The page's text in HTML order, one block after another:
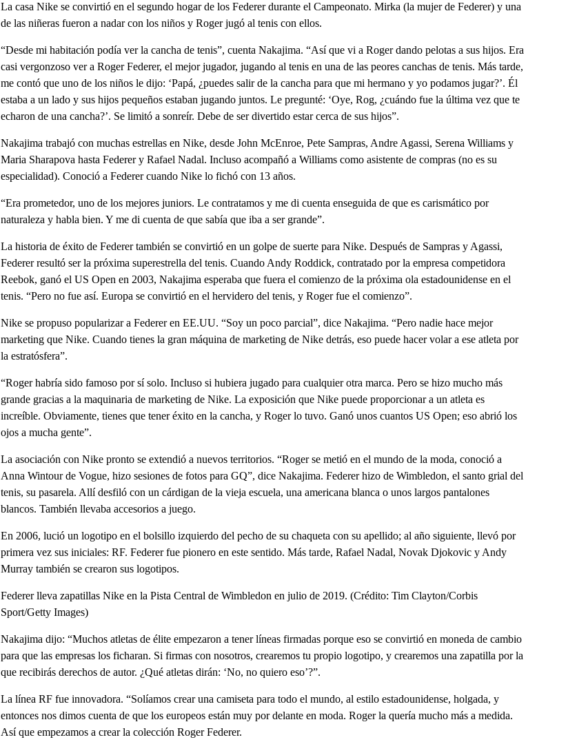
La casa Nike se convirtió en el segundo hogar de los Federer durante el Campeonato. Mirka (la mujer de Federer) y una
de las niñeras fueron a nadar con los niños y Roger jugó al tenis con ellos.
“Desde mi habitación podía ver la cancha de tenis”, cuenta Nakajima. “Así que vi a Roger dando pelotas a sus hijos. Era
casi vergonzoso ver a Roger Federer, el mejor jugador, jugando al tenis en una de las peores canchas de tenis. Más tarde,
me contó que uno de los niños le dijo: ‘Papá, ¿puedes salir de la cancha para que mi hermano y yo podamos jugar?’. Él
estaba a un lado y sus hijos pequeños estaban jugando juntos. Le pregunté: ‘Oye, Rog, ¿cuándo fue la última vez que te
echaron de una cancha?’. Se limitó a sonreír. Debe de ser divertido estar cerca de sus hijos”.
Nakajima trabajó con muchas estrellas en Nike, desde John McEnroe, Pete Sampras, Andre Agassi, Serena Williams y
Maria Sharapova hasta Federer y Rafael Nadal. Incluso acompañó a Williams como asistente de compras (no es su
especialidad). Conoció a Federer cuando Nike lo fichó con 13 años.
“Era prometedor, uno de los mejores juniors. Le contratamos y me di cuenta enseguida de que es carismático por
naturaleza y habla bien. Y me di cuenta de que sabía que iba a ser grande”.
La historia de éxito de Federer también se convirtió en un golpe de suerte para Nike. Después de Sampras y Agassi,
Federer resultó ser la próxima superestrella del tenis. Cuando Andy Roddick, contratado por la empresa competidora
Reebok, ganó el US Open en 2003, Nakajima esperaba que fuera el comienzo de la próxima ola estadounidense en el
tenis. “Pero no fue así. Europa se convirtió en el hervidero del tenis, y Roger fue el comienzo”.
Nike se propuso popularizar a Federer en EE.UU. “Soy un poco parcial”, dice Nakajima. “Pero nadie hace mejor
marketing que Nike. Cuando tienes la gran máquina de marketing de Nike detrás, eso puede hacer volar a ese atleta por
la estratósfera”.
“Roger habría sido famoso por sí solo. Incluso si hubiera jugado para cualquier otra marca. Pero se hizo mucho más
grande gracias a la maquinaria de marketing de Nike. La exposición que Nike puede proporcionar a un atleta es
increíble. Obviamente, tienes que tener éxito en la cancha, y Roger lo tuvo. Ganó unos cuantos US Open; eso abrió los
ojos a mucha gente”.
La asociación con Nike pronto se extendió a nuevos territorios. “Roger se metió en el mundo de la moda, conoció a
Anna Wintour de Vogue, hizo sesiones de fotos para GQ”, dice Nakajima. Federer hizo de Wimbledon, el santo grial del
tenis, su pasarela. Allí desfiló con un cárdigan de la vieja escuela, una americana blanca o unos largos pantalones
blancos. También llevaba accesorios a juego.
En 2006, lució un logotipo en el bolsillo izquierdo del pecho de su chaqueta con su apellido; al año siguiente, llevó por
primera vez sus iniciales: RF. Federer fue pionero en este sentido. Más tarde, Rafael Nadal, Novak Djokovic y Andy
Murray también se crearon sus logotipos.
Federer lleva zapatillas Nike en la Pista Central de Wimbledon en julio de 2019. (Crédito: Tim Clayton/Corbis
Sport/Getty Images)
Nakajima dijo: “Muchos atletas de élite empezaron a tener líneas firmadas porque eso se convirtió en moneda de cambio
para que las empresas los ficharan. Si firmas con nosotros, crearemos tu propio logotipo, y crearemos una zapatilla por la
que recibirás derechos de autor. ¿Qué atletas dirán: ‘No, no quiero eso’?”.
La línea RF fue innovadora. “Solíamos crear una camiseta para todo el mundo, al estilo estadounidense, holgada, y
entonces nos dimos cuenta de que los europeos están muy por delante en moda. Roger la quería mucho más a medida.
Así que empezamos a crear la colección Roger Federer.